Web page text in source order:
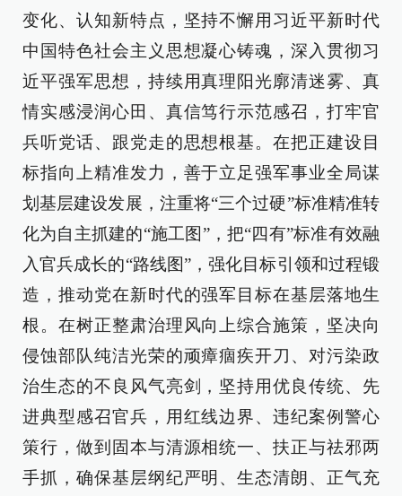
变化、认知新特点，坚持不懈用习近平新时代
中国特色社会主义思想凝心铸魂，深入贯彻习
近平强军思想，持续用真理阳光廓清迷雾、真
情实感浸润心田、真信笃行示范感召，打牢官
兵听党话、跟党走的思想根基。在把正建设目
标指向上精准发力，善于立足强军事业全局谋
划基层建设发展，注重将“三个过硬”标准精准转
化为自主抓建的“施工图”，把“四有”标准有效融
入官兵成长的“路线图”，强化目标引领和过程锻
造，推动党在新时代的强军目标在基层落地生
根。在树正整肃治理风向上综合施策，坚决向
侵蚀部队纯洁光荣的顽瘴痼疾开刀、对污染政
治生态的不良风气亮剑，坚持用优良传统、先
进典型感召官兵，用红线边界、违纪案例警心
策行，做到固本与清源相统一、扶正与祛邪两
手抓，确保基层纲纪严明、生态清朗、正气充